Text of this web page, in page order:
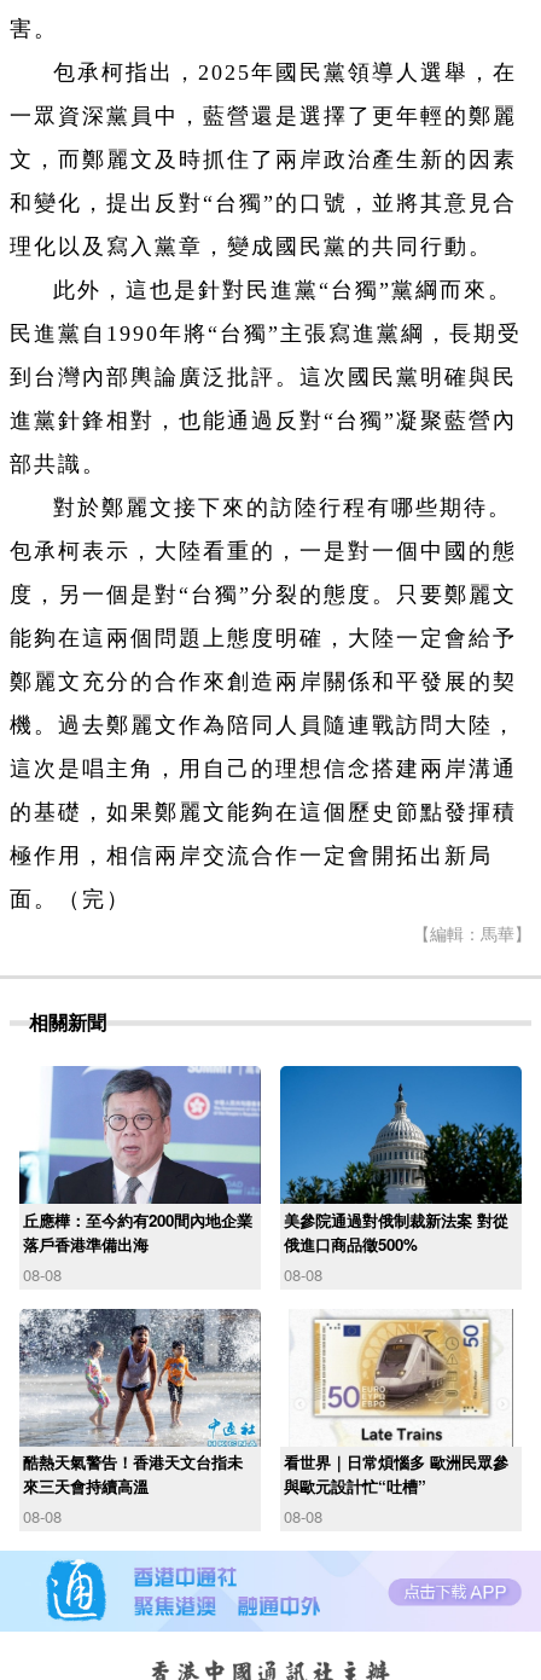
害。
包承柯指出，2025年國民黨領導人選舉，在
一眾資深黨員中，藍營還是選擇了更年輕的鄭麗
文，而鄭麗文及時抓住了兩岸政治產生新的因素
和變化，提出反對“台獨”的口號，並將其意見合
理化以及寫入黨章，變成國民黨的共同行動。
此外，這也是針對民進黨“台獨”黨綱而來。
民進黨自1990年將“台獨”主張寫進黨綱，長期受
到台灣內部輿論廣泛批評。這次國民黨明確與民
進黨針鋒相對，也能通過反對“台獨”凝聚藍營內
部共識。
對於鄭麗文接下來的訪陸行程有哪些期待。
包承柯表示，大陸看重的，一是對一個中國的態
度，另一個是對“台獨”分裂的態度。只要鄭麗文
能夠在這兩個問題上態度明確，大陸一定會給予
鄭麗文充分的合作來創造兩岸關係和平發展的契
機。過去鄭麗文作為陪同人員隨連戰訪問大陸，
這次是唱主角，用自己的理想信念搭建兩岸溝通
的基礎，如果鄭麗文能夠在這個歷史節點發揮積
極作用，相信兩岸交流合作一定會開拓出新局
面。（完）
【編輯：馬華】
相關新聞
丘應樺：至今約有200間內地企業
落戶香港準備出海
08-08
美參院通過對俄制裁新法案 對從
俄進口商品徵500%
08-08
酷熱天氣警告！香港天文台指未
來三天會持續高溫
08-08
看世界｜日常煩惱多 歐洲民眾參
與歐元設計忙“吐槽”
08-08